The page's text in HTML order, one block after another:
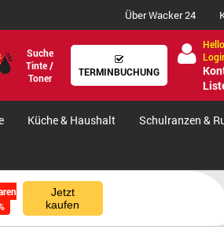
Über Wacker 24
Suche
Tinte /
Toner
TERMINBUCHUNG
Hello
Küche & Haushalt Schulranzen &
Jetzt
kaufen